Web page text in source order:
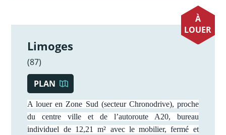
À
LOUER
Limoges
(87)
PLAN
A louer en Zone Sud (secteur Chronodrive), proche
du centre ville et de l’autoroute A20, bureau
individuel de 12,21 m² avec le mobilier, fermé et